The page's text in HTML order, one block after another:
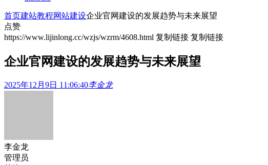
首页建站教程网站建设企业官网建设的发展趋势与未来展望
点赞
https://www.lijinlong.cc/wzjs/wzrm/4608.html 复制链接 复制链接
企业官网建设的发展趋势与未来展望
2025年12月9日 11:06:40李金龙
李金龙
管理员